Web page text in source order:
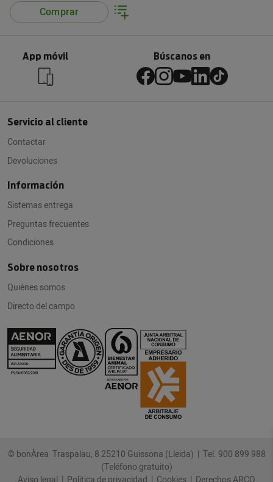
Comprar
App móvil Búscanos en
Servicio al cliente
Contactar
Devoluciones
Información
Sistemas entrega
Preguntas frecuentes
Condiciones
Sobre nosotros
Quiénes somos
Directo del campo
© bonÀrea Traspalau, 8 25210 Guissona (Lleida) | Tel. 900 899 988
(Teléfono gratuito)